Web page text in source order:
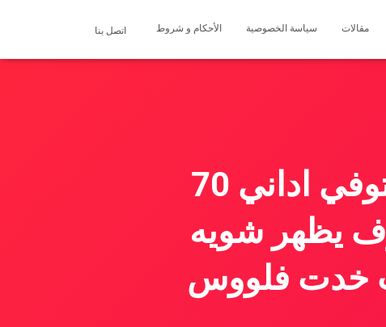
مقالات سياسة الخصوصية الأحكام و شروط اتصل بنا
كنت عريس وعرووسه حلوه شخص متوفي اداني 70
خرووف يظهر شويه
خدت فلووس